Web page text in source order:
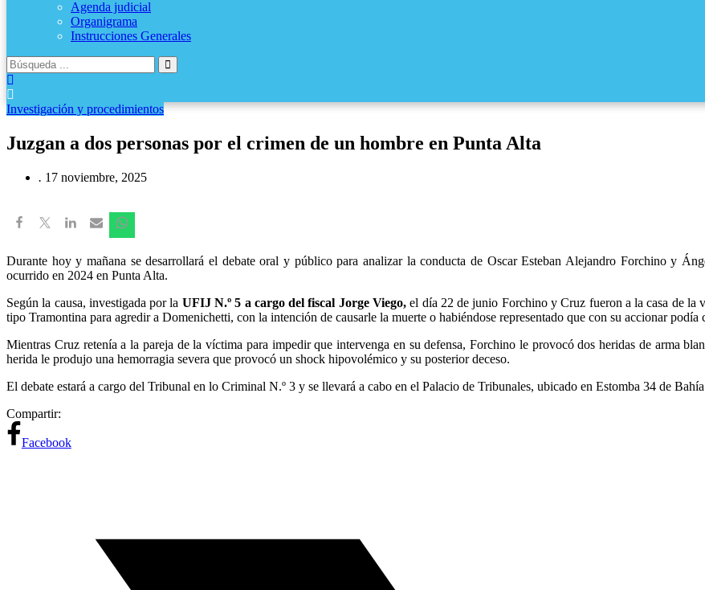
Agenda judicial
Organigrama
Instrucciones Generales
Investigación y procedimientos
Juzgan a dos personas por el crimen de un hombre en Punta Alta
. 17 noviembre, 2025
Durante hoy y mañana se desarrollará el debate oral y público para analizar la conducta de Oscar Esteban Alejandro Forchino y
ocurrido en 2024 en Punta Alta.
Según la causa, investigada por la UFIJ N.º 5 a cargo del fiscal Jorge Viego,el día 22 de junio Forchino y Cruz fueron a la casa de la
tipo Tramontina para agredir a Domenichetti, con la intención de causarle la muerte o habiéndose representado que con su accionar podía
Mientras Cruz retenía a la pareja de la víctima para impedir que intervenga en su defensa, Forchino le provocó dos heridas de arma
herida le produjo una hemorragia severa que provocó un shock hipovolémico y su posterior deceso.
El debate estará a cargo del Tribunal en lo Criminal N.º 3 y se llevará a cabo en el Palacio de Tribunales, ubicado en Estomba 34 de
Compartir:
Facebook